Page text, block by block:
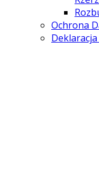
Ochrona